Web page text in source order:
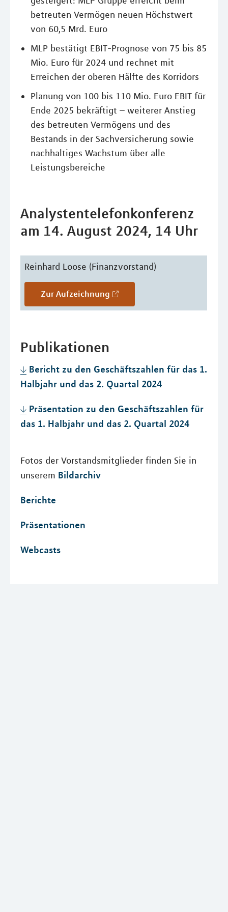
betreuten Vermögen neuen Höchstwert
von 60,5 Mrd. Euro
MLP bestätigt EBIT-Prognose von 75 bis 85
Mio. Euro für 2024 und rechnet mit
Erreichen der oberen Hälfte des Korridors
Planung von 100 bis 110 Mio. Euro EBIT für
Ende 2025 bekräftigt – weiterer Anstieg
des betreuten Vermögens und des
Bestands in der Sachversicherung sowie
nachhaltiges Wachstum über alle
Leistungsbereiche
Analystentelefonkonferenz
am 14. August 2024, 14 Uhr
Reinhard Loose (Finanzvorstand)
zur Aufzeichnung
Publikationen
Bericht zu den Geschäftszahlen für das 1.
Halbjahr und das 2. Quartal 2024
Präsentation zu den Geschäftszahlen für
das 1. Halbjahr und das 2. Quartal 2024
Fotos der Vorstandsmitglieder finden Sie in
unserem Bildarchiv
Berichte
Präsentationen
Webcasts